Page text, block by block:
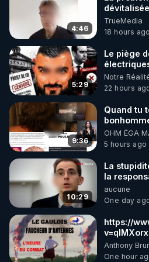
🌱 INSTAGRAM
https://www.instagram.com/
http://rgnr.li/instagram
🌱 LA NEWSLETTER
Pour ne pas rater l’actualité
http://rgnr.li/news
🌱 VIDÉOS NON
Toutes les vidéos Youtube
http://rgnr.li/odysee
🌱 LES STAGES EN
http://rgnr.li/stages
4:46
TrueMedia
18 hours ago
5:29
Le piège
les
Notre
22 hours
9:36
Quand tu
ondes ils
t'expliquer
OHM ÉGA
5 hours ago
10:29
La
la
carbone.
aucune
One day
https://
v=qlMXorx6xqI
tous les
Anthony
One hour